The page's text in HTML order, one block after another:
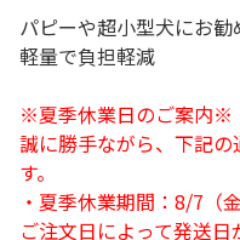
パピーや超小型犬にお勧
軽量で負担軽減
※夏季休業日のご案内※
誠に勝手ながら、下記
す。
・夏季休業期間：8/7（
ご注文日によって発送